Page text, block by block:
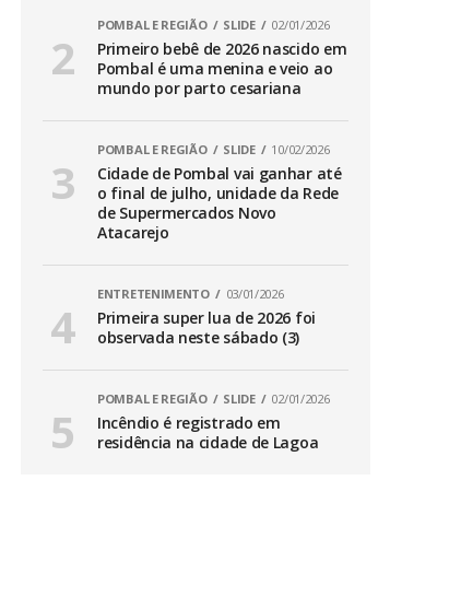
POMBAL E REGIÃO SLIDE 02/01/2026
Primeiro bebê de 2026 nascido em
Pombal é uma menina e veio ao
mundo por parto cesariana
POMBAL E REGIÃO SLIDE 10/02/2026
Cidade de Pombal vai ganhar até
o final de julho, unidade da Rede
de Supermercados Novo
Atacarejo
ENTRETENIMENTO 03/01/2026
Primeira super lua de 2026 foi
observada neste sábado (3)
POMBAL E REGIÃO SLIDE 02/01/2026
Incêndio é registrado em
residência na cidade de Lagoa